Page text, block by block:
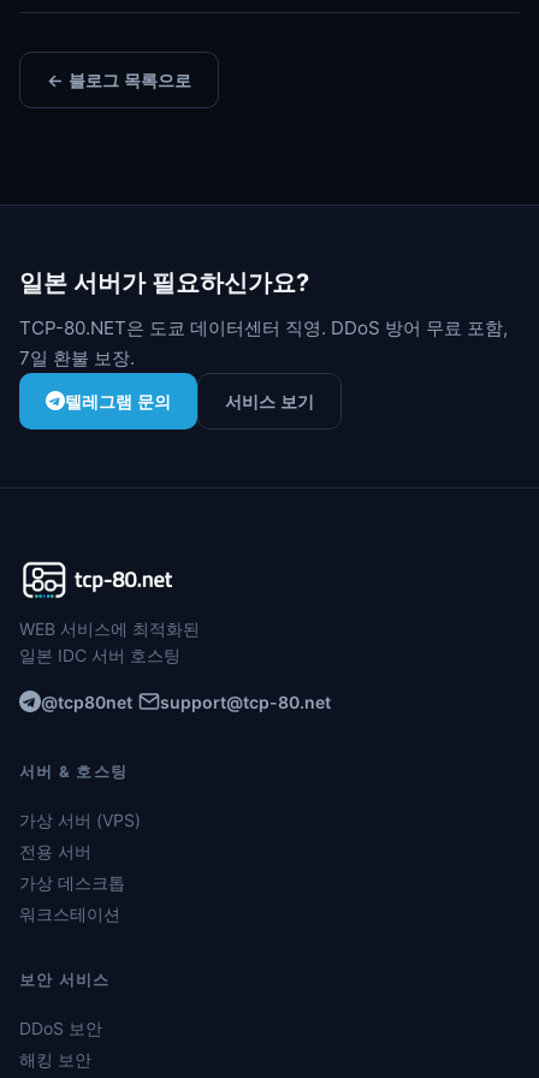
← 블로그 목록으로
일본 서버가 필요하신가요?
TCP-80.NET은 도쿄 데이터센터 직영. DDoS 방어 무료 포함,
7일 환불 보장.
텔레그램 문의 서비스 보기
WEB 서비스에 최적화된
일본 IDC 서버 호스팅
@tcp80net support@tcp-80.net
서버 & 호스팅
가상 서버 (VPS)
전용 서버
가상 데스크톱
워크스테이션
보안 서비스
DDoS 보안
해킹 보안